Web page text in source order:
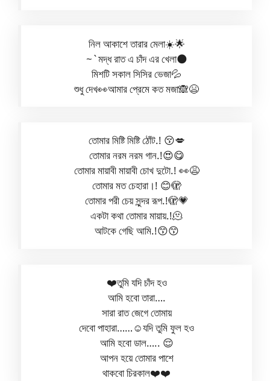
নিল আকাশে তারার মেলা☀️🌟
~`মদ্ধ রাত এ চাঁদ এর খেলা🌑
মিশটি সকাল সিসির ভেজা💦
শুধু দেখ👀আমার প্রেমে কত মজা🙈😫
তোমার মিষ্টি মিষ্টি ঠোঁট.! 😚💋
তোমার নরম নরম গান.!😍😋
তোমার মায়াবী মায়াবী চোখ দুটো.! 👀😩
তোমার মত চেহারা।! 😊🫣
তোমার পরী চেয় সুন্দর রূপ.!🫣💗
একটা কথা তোমার মায়ায়.!🫠
আটকে গেছি আমি.!😙😙
❤️তুমি যদি চাঁদ হও
আমি হবো তারা….
সারা রাত জেগে তোমায়
দেবো পাহারা……☺️যদি তুমি ফুল হও
আমি হবো ডাল….. 😌
আপন হয়ে তোমার পাশে
থাকবো চিরকাল❤️❤️